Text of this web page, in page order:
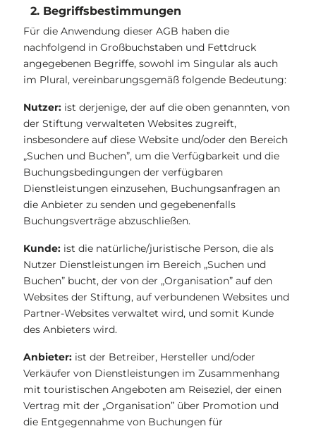
2. Begriffsbestimmungen
Für die Anwendung dieser AGB haben die
nachfolgend in Großbuchstaben und Fettdruck
angegebenen Begriffe, sowohl im Singular als auch
im Plural, vereinbarungsgemäß folgende Bedeutung:
Nutzer:ist derjenige, der auf die oben genannten, von
der Stiftung verwalteten Websites zugreift,
insbesondere auf diese Website und/oder den Bereich
„Suchen und Buchen”, um die Verfügbarkeit und die
Buchungsbedingungen der verfügbaren
Dienstleistungen einzusehen, Buchungsanfragen an
die Anbieter zu senden und gegebenenfalls
Buchungsverträge abzuschließen.
Kunde:ist die natürliche/juristische Person, die als
Nutzer Dienstleistungen im Bereich „Suchen und
Buchen” bucht, der von der „Organisation” auf den
Websites der Stiftung, auf verbundenen Websites und
Partner-Websites verwaltet wird, und somit Kunde
des Anbieters wird.
Anbieter:ist der Betreiber, Hersteller und/oder
Verkäufer von Dienstleistungen im Zusammenhang
mit touristischen Angeboten am Reiseziel, der einen
Vertrag mit der „Organisation” über Promotion und
die Entgegennahme von Buchungen für